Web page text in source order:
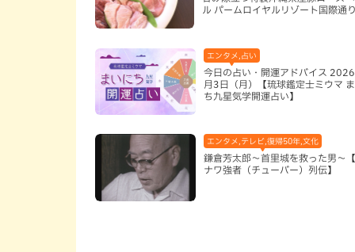
ル パームロイヤルリゾート国際通
エンタメ,占い
今日の占い・開運アドバイス
月3日（月）【琉球鑑定士ミウマ
ち九星気学開運占い】
エンタメ,テレビ,復帰50年,文化
鎌倉芳太郎～首里城を救った男～
ナワ強者（チューバー）列伝】